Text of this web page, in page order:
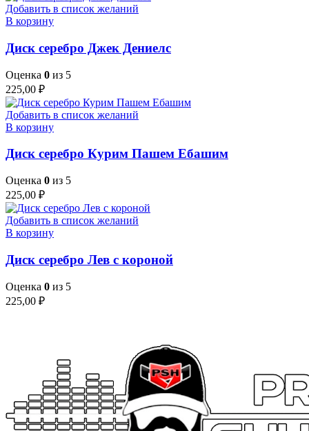
Добавить в список желаний
В корзину
Диск серебро Джек Дениелс
Оценка 0 из 5
225,00 ₽
Добавить в список желаний
В корзину
Диск серебро Курим Пашем Ебашим
Оценка 0 из 5
225,00 ₽
Добавить в список желаний
В корзину
Диск серебро Лев с короной
Оценка 0 из 5
225,00 ₽